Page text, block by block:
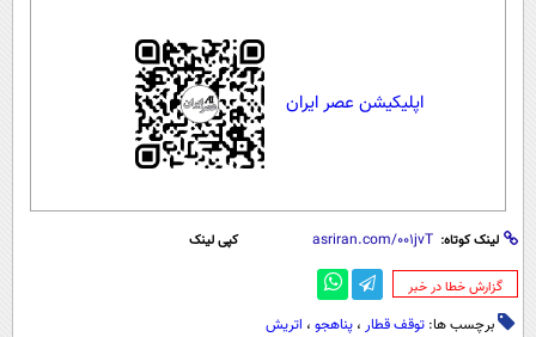
اپلیکیشن عصر ایران
لینک کوتاه: کپی لینک
‌گزارش خطا در خبر
برچسب ها: توقف قطار ، پناهجو ، اتریش